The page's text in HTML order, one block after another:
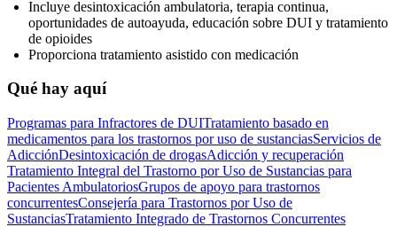
Incluye desintoxicación ambulatoria, terapia continua,
oportunidades de autoayuda, educación sobre DUI y tratamiento
de opioides
Proporciona tratamiento asistido con medicación
Qué hay aquí
Programas para Infractores de DUITratamiento basado en
medicamentos para los trastornos por uso de sustanciasServicios de
AdicciónDesintoxicación de drogasAdicción y recuperación
Tratamiento Integral del Trastorno por Uso de Sustancias para
Pacientes AmbulatoriosGrupos de apoyo para trastornos
concurrentesConsejería para Trastornos por Uso de
SustanciasTratamiento Integrado de Trastornos Concurrentes